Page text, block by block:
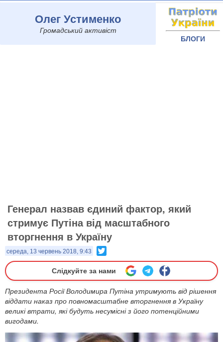
Олег Устименко
Громадський активіст
БЛОГИ
Генерал назвав єдиний фактор, який
стримує Путіна від масштабного
вторгнення в Україну
середа, 13 червень 2018, 9:43
Слідкуйте за нами
Президента Росії Володимира Путіна утримують від рішення
віддати наказ про повномасштабне вторгнення в Україну
великі втрати, які будуть несумісні з його потенційними
вигодами.